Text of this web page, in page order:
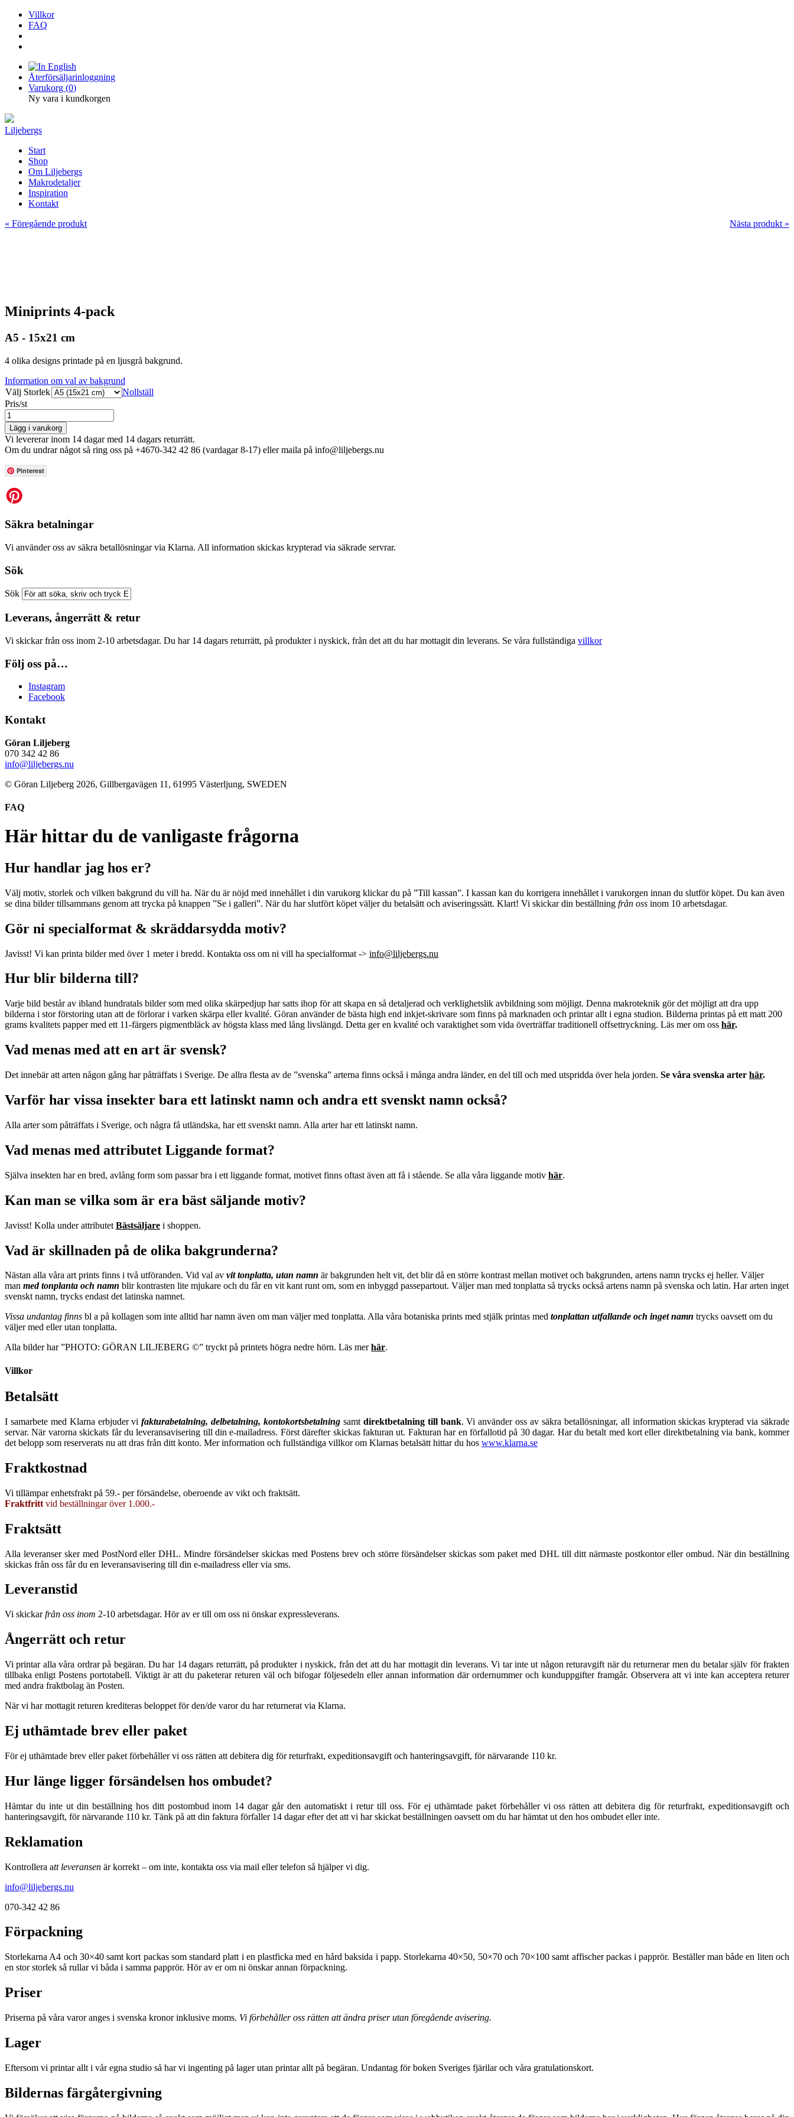
Villkor
FAQ
Återförsäljarinloggning
Varukorg (0)
Ny vara i kundkorgen
Liljebergs
Start
Shop
Om Liljebergs
Makrodetaljer
Inspiration
Kontakt
« Föregående produkt
Nästa produkt »
Miniprints 4-pack
A5 - 15x21 cm
4 olika designs printade på en ljusgrå bakgrund.
Information om val av bakgrund
Välj Storlek
Nollställ
Pris/st
Lägg i varukorg
Vi levererar inom 14 dagar med 14 dagars returrätt.
Om du undrar något så ring oss på +4670-342 42 86 (vardagar 8-17) eller maila på info@liljebergs.nu
Pinterest
Säkra betalningar
Vi använder oss av säkra betallösningar via Klarna. All information skickas krypterad via säkrade servrar.
Sök
Sök
Leverans, ångerrätt & retur
Vi skickar från oss inom 2-10 arbetsdagar. Du har 14 dagars returrätt, på produkter i nyskick, från det att du har mottagit din leverans. Se våra fullständiga villkor
Följ oss på…
Instagram
Facebook
Kontakt
Göran Liljeberg
070 342 42 86
info@liljebergs.nu
© Göran Liljeberg 2026, Gillbergavägen 11, 61995 Västerljung, SWEDEN
FAQ
Här hittar du de vanligaste frågorna
Hur handlar jag hos er?
Välj motiv, storlek och vilken bakgrund du vill ha. När du är nöjd med innehållet i din varukorg klickar du på ”Till kassan”. I kassan kan du korrigera innehållet i varukorgen innan du slutför köpet. Du kan även
se dina bilder tillsammans genom att trycka på knappen ”Se i galleri”. När du har slutfört köpet väljer du betalsätt och aviseringssätt. Klart! Vi skickar din beställning från oss inom 10 arbetsdagar.
Gör ni specialformat & skräddarsydda motiv?
Javisst! Vi kan printa bilder med över 1 meter i bredd. Kontakta oss om ni vill ha specialformat -> info@liljebergs.nu
Hur blir bilderna till?
Varje bild består av ibland hundratals bilder som med olika skärpedjup har satts ihop för att skapa en så detaljerad och verklighetslik avbildning som möjligt. Denna makroteknik gör det möjligt att dra upp
bilderna i stor förstoring utan att de förlorar i varken skärpa eller kvalité. Göran använder de bästa high end inkjet-skrivare som finns på marknaden och printar allt i egna studion. Bilderna printas på ett matt 200
grams kvalitets papper med ett 11-färgers pigmentbläck av högsta klass med lång livslängd. Detta ger en kvalité och varaktighet som vida överträffar traditionell offsettryckning. Läs mer om oss här.
Vad menas med att en art är svensk?
Det innebär att arten någon gång har påträffats i Sverige. De allra flesta av de ”svenska” arterna finns också i många andra länder, en del till och med utspridda över hela jorden. Se våra svenska arter här.
Varför har vissa insekter bara ett latinskt namn och andra ett svenskt namn också?
Alla arter som påträffats i Sverige, och några få utländska, har ett svenskt namn. Alla arter har ett latinskt namn.
Vad menas med attributet Liggande format?
Själva insekten har en bred, avlång form som passar bra i ett liggande format, motivet finns oftast även att få i stående. Se alla våra liggande motiv här.
Kan man se vilka som är era bäst säljande motiv?
Javisst! Kolla under attributet Bästsäljare i shoppen.
Vad är skillnaden på de olika bakgrunderna?
Nästan alla våra art prints finns i två utföranden. Vid val av vit tonplatta, utan namn är bakgrunden helt vit, det blir då en större kontrast mellan motivet och bakgrunden, artens namn trycks ej heller. Väljer
man med tonplanta och namn blir kontrasten lite mjukare och du får en vit kant runt om, som en inbyggd passepartout. Väljer man med tonplatta så trycks också artens namn på svenska och latin. Har arten inget
svenskt namn, trycks endast det latinska namnet.
Vissa undantag finns bl a på kollagen som inte alltid har namn även om man väljer med tonplatta. Alla våra botaniska prints med stjälk printas med tonplattan utfallande och inget namn trycks oavsett om du
väljer med eller utan tonplatta.
Alla bilder har ”PHOTO: GÖRAN LILJEBERG ©” tryckt på printets högra nedre hörn. Läs merhär.
Villkor
Betalsätt
I samarbete med Klarna erbjuder vi fakturabetalning, delbetalning, kontokortsbetalning samt direktbetalning till bank. Vi använder oss av säkra betallösningar, all information skickas krypterad via säkrade
servar. När varorna skickats får du leveransavisering till din e-mailadress. Först därefter skickas fakturan ut. Fakturan har en förfallotid på 30 dagar. Har du betalt med kort eller direktbetalning via bank, kommer
det belopp som reserverats nu att dras från ditt konto. Mer information och fullständiga villkor om Klarnas betalsätt hittar du hos www.klarna.se
Fraktkostnad
Vi tillämpar enhetsfrakt på 59.- per försändelse, oberoende av vikt och fraktsätt.
Fraktfritt vid beställningar över 1.000.-
Fraktsätt
Alla leveranser sker med PostNord eller DHL. Mindre försändelser skickas med Postens brev och större försändelser skickas som paket med DHL till ditt närmaste postkontor eller ombud. När din beställning
skickas från oss får du en leveransavisering till din e-mailadress eller via sms.
Leveranstid
Vi skickarfrån oss inom 2-10 arbetsdagar. Hör av er till om oss ni önskar expressleverans.
Ångerrätt och retur
Vi printar alla våra ordrar på begäran. Du har 14 dagars returrätt, på produkter i nyskick, från det att du har mottagit din leverans. Vi tar inte ut någon returavgift när du returnerar men du betalar själv för frakten
tillbaka enligt Postens portotabell. Viktigt är att du paketerar returen väl och bifogar följesedeln eller annan information där ordernummer och kunduppgifter framgår. Observera att vi inte kan acceptera returer
med andra fraktbolag än Posten.
När vi har mottagit returen krediteras beloppet för den/de varor du har returnerat via Klarna.
Ej uthämtade brev eller paket
För ej uthämtade brev eller paket förbehåller vi oss rätten att debitera dig för returfrakt, expeditionsavgift och hanteringsavgift, för närvarande 110 kr.
Hur länge ligger försändelsen hos ombudet?
Hämtar du inte ut din beställning hos ditt postombud inom 14 dagar går den automatiskt i retur till oss. För ej uthämtade paket förbehåller vi oss rätten att debitera dig för returfrakt, expeditionsavgift och
hanteringsavgift, för närvarande 110 kr. Tänk på att din faktura förfaller 14 dagar efter det att vi har skickat beställningen oavsett om du har hämtat ut den hos ombudet eller inte.
Reklamation
Kontrollera att leveransen är korrekt – om inte, kontakta oss via mail eller telefon så hjälper vi dig.
info@liljebergs.nu
070-342 42 86
Förpackning
Storlekarna A4 och 30×40 samt kort packas som standard platt i en plastficka med en hård baksida i papp. Storlekarna 40×50, 50×70 och 70×100 samt affischer packas i papprör. Beställer man både en liten och
en stor storlek så rullar vi båda i samma papprör. Hör av er om ni önskar annan förpackning.
Priser
Priserna på våra varor anges i svenska kronor inklusive moms. Vi förbehåller oss rätten att ändra priser utan föregående avisering.
Lager
Eftersom vi printar allt i vår egna studio så har vi ingenting på lager utan printar allt på begäran. Undantag för boken Sveriges fjärilar och våra gratulationskort.
Bildernas färgåtergivning